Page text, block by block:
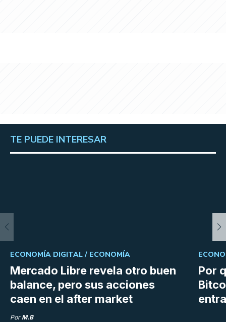
TE PUEDE INTERESAR
Mercado Libre revela otro buen
balance, pero sus acciones
caen en el after market
ECONOMÍA DIGITAL / ECONOMÍA
Por M.B
Por